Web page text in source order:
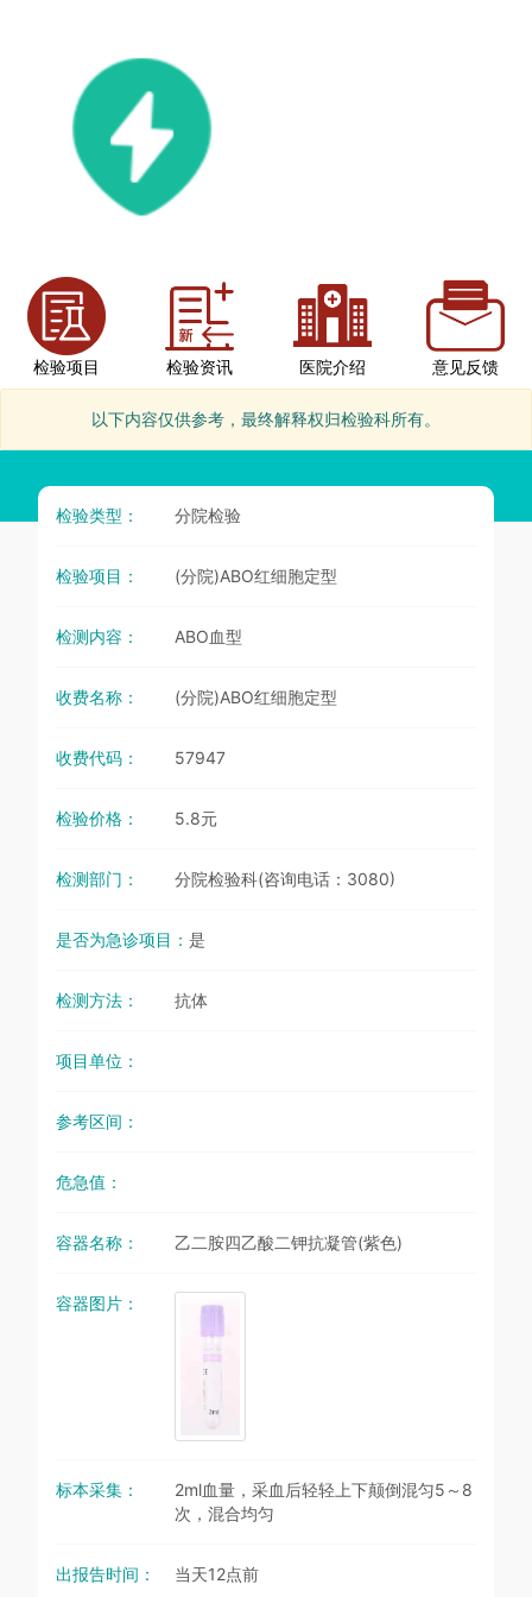
检验项目 检验资讯 医院介绍 意见反馈
以下内容仅供参考，最终解释权归检验科所有。
检验类型： 分院检验
检验项目： (分院)ABO红细胞定型
检测内容： ABO血型
收费名称： (分院)ABO红细胞定型
收费代码： 57947
检验价格： 5.8元
检测部门： 分院检验科(咨询电话：3080)
是否为急诊项目： 是
检测方法： 抗体
项目单位：
参考区间：
危急值：
容器名称： 乙二胺四乙酸二钾抗凝管(紫色)
容器图片：
标本采集：
2ml血量，采血后轻轻上下颠倒混匀5～8
次，混合均匀
出报告时间： 当天12点前